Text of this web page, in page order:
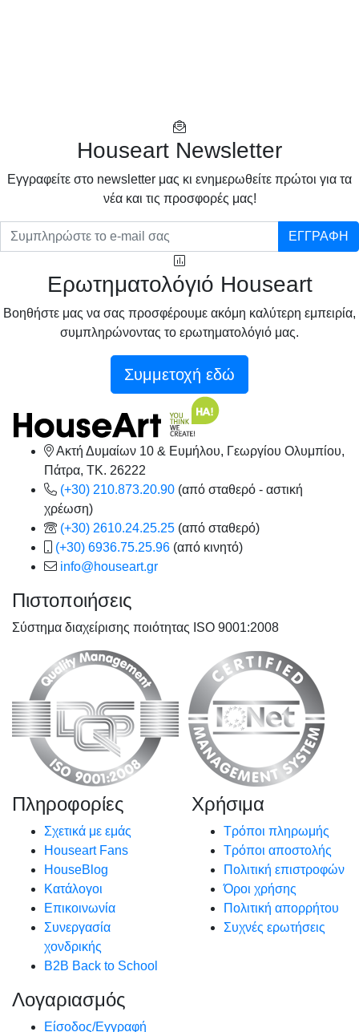
Houseart Newsletter
Eγγραφείτε στο newsletter μας κι ενημερωθείτε πρώτοι για τα
νέα και τις προσφορές μας!
ΕΓΓΡΑΦΗ
Ερωτηματολόγιό Houseart
Βοηθήστε μας να σας προσφέρουμε ακόμη καλύτερη εμπειρία,
συμπληρώνοντας το ερωτηματολόγιό μας.
Συμμετοχή εδώ
Ακτή Δυμαίων 10 & Ευμήλου, Γεωργίου Ολυμπίου,
Πάτρα, TK. 26222
(+30) 210.873.20.90 (από σταθερό - αστική
χρέωση)
(+30) 2610.24.25.25 (από σταθερό)
(+30) 6936.75.25.96 (από κινητό)
info@houseart.gr
Πιστοποιήσεις
Σύστημα διαχείρισης ποιότητας ISO 9001:2008
Πληροφορίες
Σχετικά με εμάς
Houseart Fans
HouseBlog
Κατάλογοι
Επικοινωνία
Συνεργασία
χονδρικής
B2B Back to School
Χρήσιμα
Τρόποι πληρωμής
Τρόποι αποστολής
Πολιτική επιστροφών
Όροι χρήσης
Πολιτική απορρήτου
Συχνές ερωτήσεις
Λογαριασμός
Είσοδος/Εγγραφή